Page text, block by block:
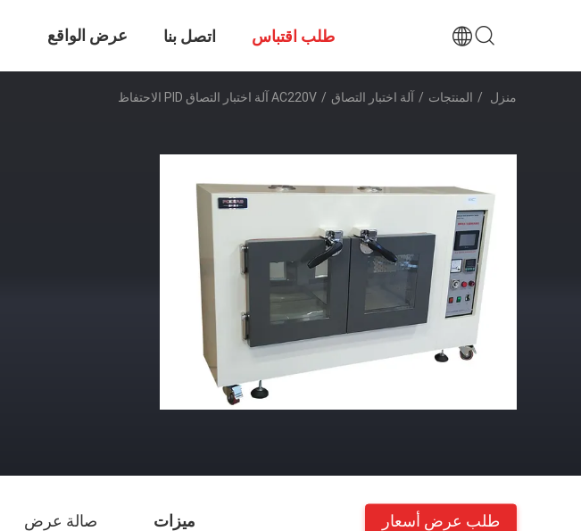
عرض الواقع
الافتراضي
اتصل بنا طلب اقتباس
منزل / المنتجات / آلة اختبار التصاق / AC220V آلة اختبار التصاق PID الاحتفاظ
ميزات صالة عرض طلب عرض أسعار